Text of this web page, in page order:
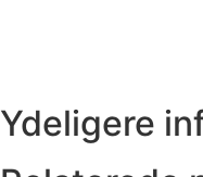
Ydeligere